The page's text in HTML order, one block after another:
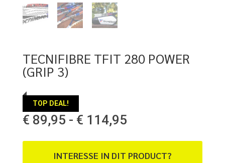
TECNIFIBRE TFIT 280 POWER
(GRIP 3)
TOP DEAL!
€ 89,95 - € 114,95Prijsklasse:
tot
€ 114,95
INTERESSE IN DIT PRODUCT?